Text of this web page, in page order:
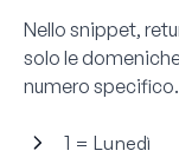
Nello snippet,
solo le
numero specifico.
1 = Lunedì